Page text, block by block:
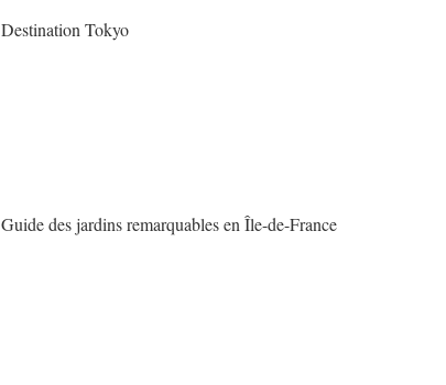
Destination Tokyo
Guide des jardins remarquables en Île-de-France